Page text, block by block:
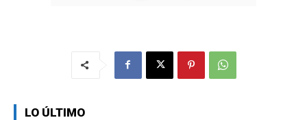
LO ÚLTIMO